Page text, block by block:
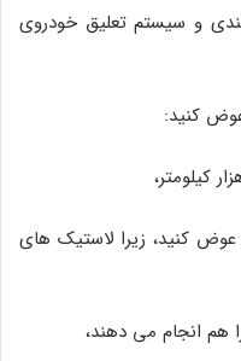
و سیستم تعلیق خودروی
کنید:
کنید، زیرا لاستیک های
انجام می دهند،